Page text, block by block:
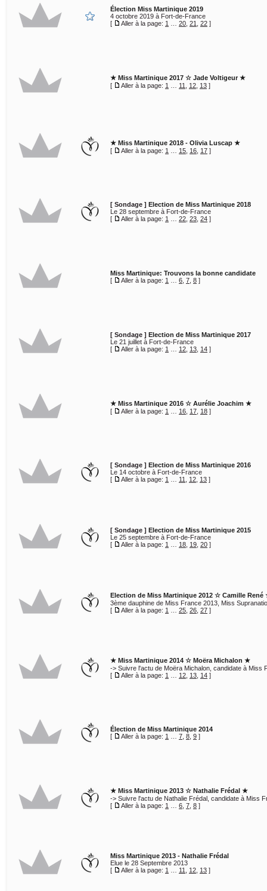
Élection Miss Martinique 2019
4 octobre 2019 à Fort-de-France
[
Aller à la page: 1 20 21 22 ]
★ Miss Martinique 2017 ☆ Jade Voltigeur ★
[
Aller à la page: 1 11 12 13 ]
★ Miss Martinique 2018 - Olivia Luscap ★
[
Aller à la page: 1 15 16 17 ]
[ Sondage ] Election de Miss Martinique 2018
Le 28 septembre à Fort-de-France
[
Aller à la page: 1 22 23 24 ]
Miss Martinique: Trouvons la bonne candidate
[
Aller à la page: 1 6 7 8 ]
[ Sondage ] Election de Miss Martinique 2017
Le 21 juillet à Fort-de-France
[
Aller à la page: 1 12 13 14 ]
★ Miss Martinique 2016 ☆ Aurélie Joachim ★
[
Aller à la page: 1 16 17 18 ]
[ Sondage ] Election de Miss Martinique 2016
Le 14 octobre à Fort-de-France
[
Aller à la page: 1 11 12 13 ]
[ Sondage ] Election de Miss Martinique 2015
Le 25 septembre à Fort-de-France
[
Aller à la page: 1 18 19 20 ]
Election de Miss Martinique 2012 ☆ Camille René
3ème dauphine de Miss France 2013, Miss
[
Aller à la page: 1 25 26 27 ]
★ Miss Martinique 2014 ☆ Moëra Michalon ★
-> Suivre l'actu de Moëra Michalon, candidate à Miss
[
Aller à la page: 1 12 13 14 ]
Élection de Miss Martinique 2014
[
Aller à la page: 1 7 8 9 ]
★ Miss Martinique 2013 ☆ Nathalie Frédal ★
-> Suivre l'actu de Nathalie Frédal, candidate à Miss
[
Aller à la page: 1 6 7 8 ]
Miss Martinique 2013 - Nathalie Frédal
Elue le 28 Septembre 2013
[
Aller à la page: 1 11 12 13 ]